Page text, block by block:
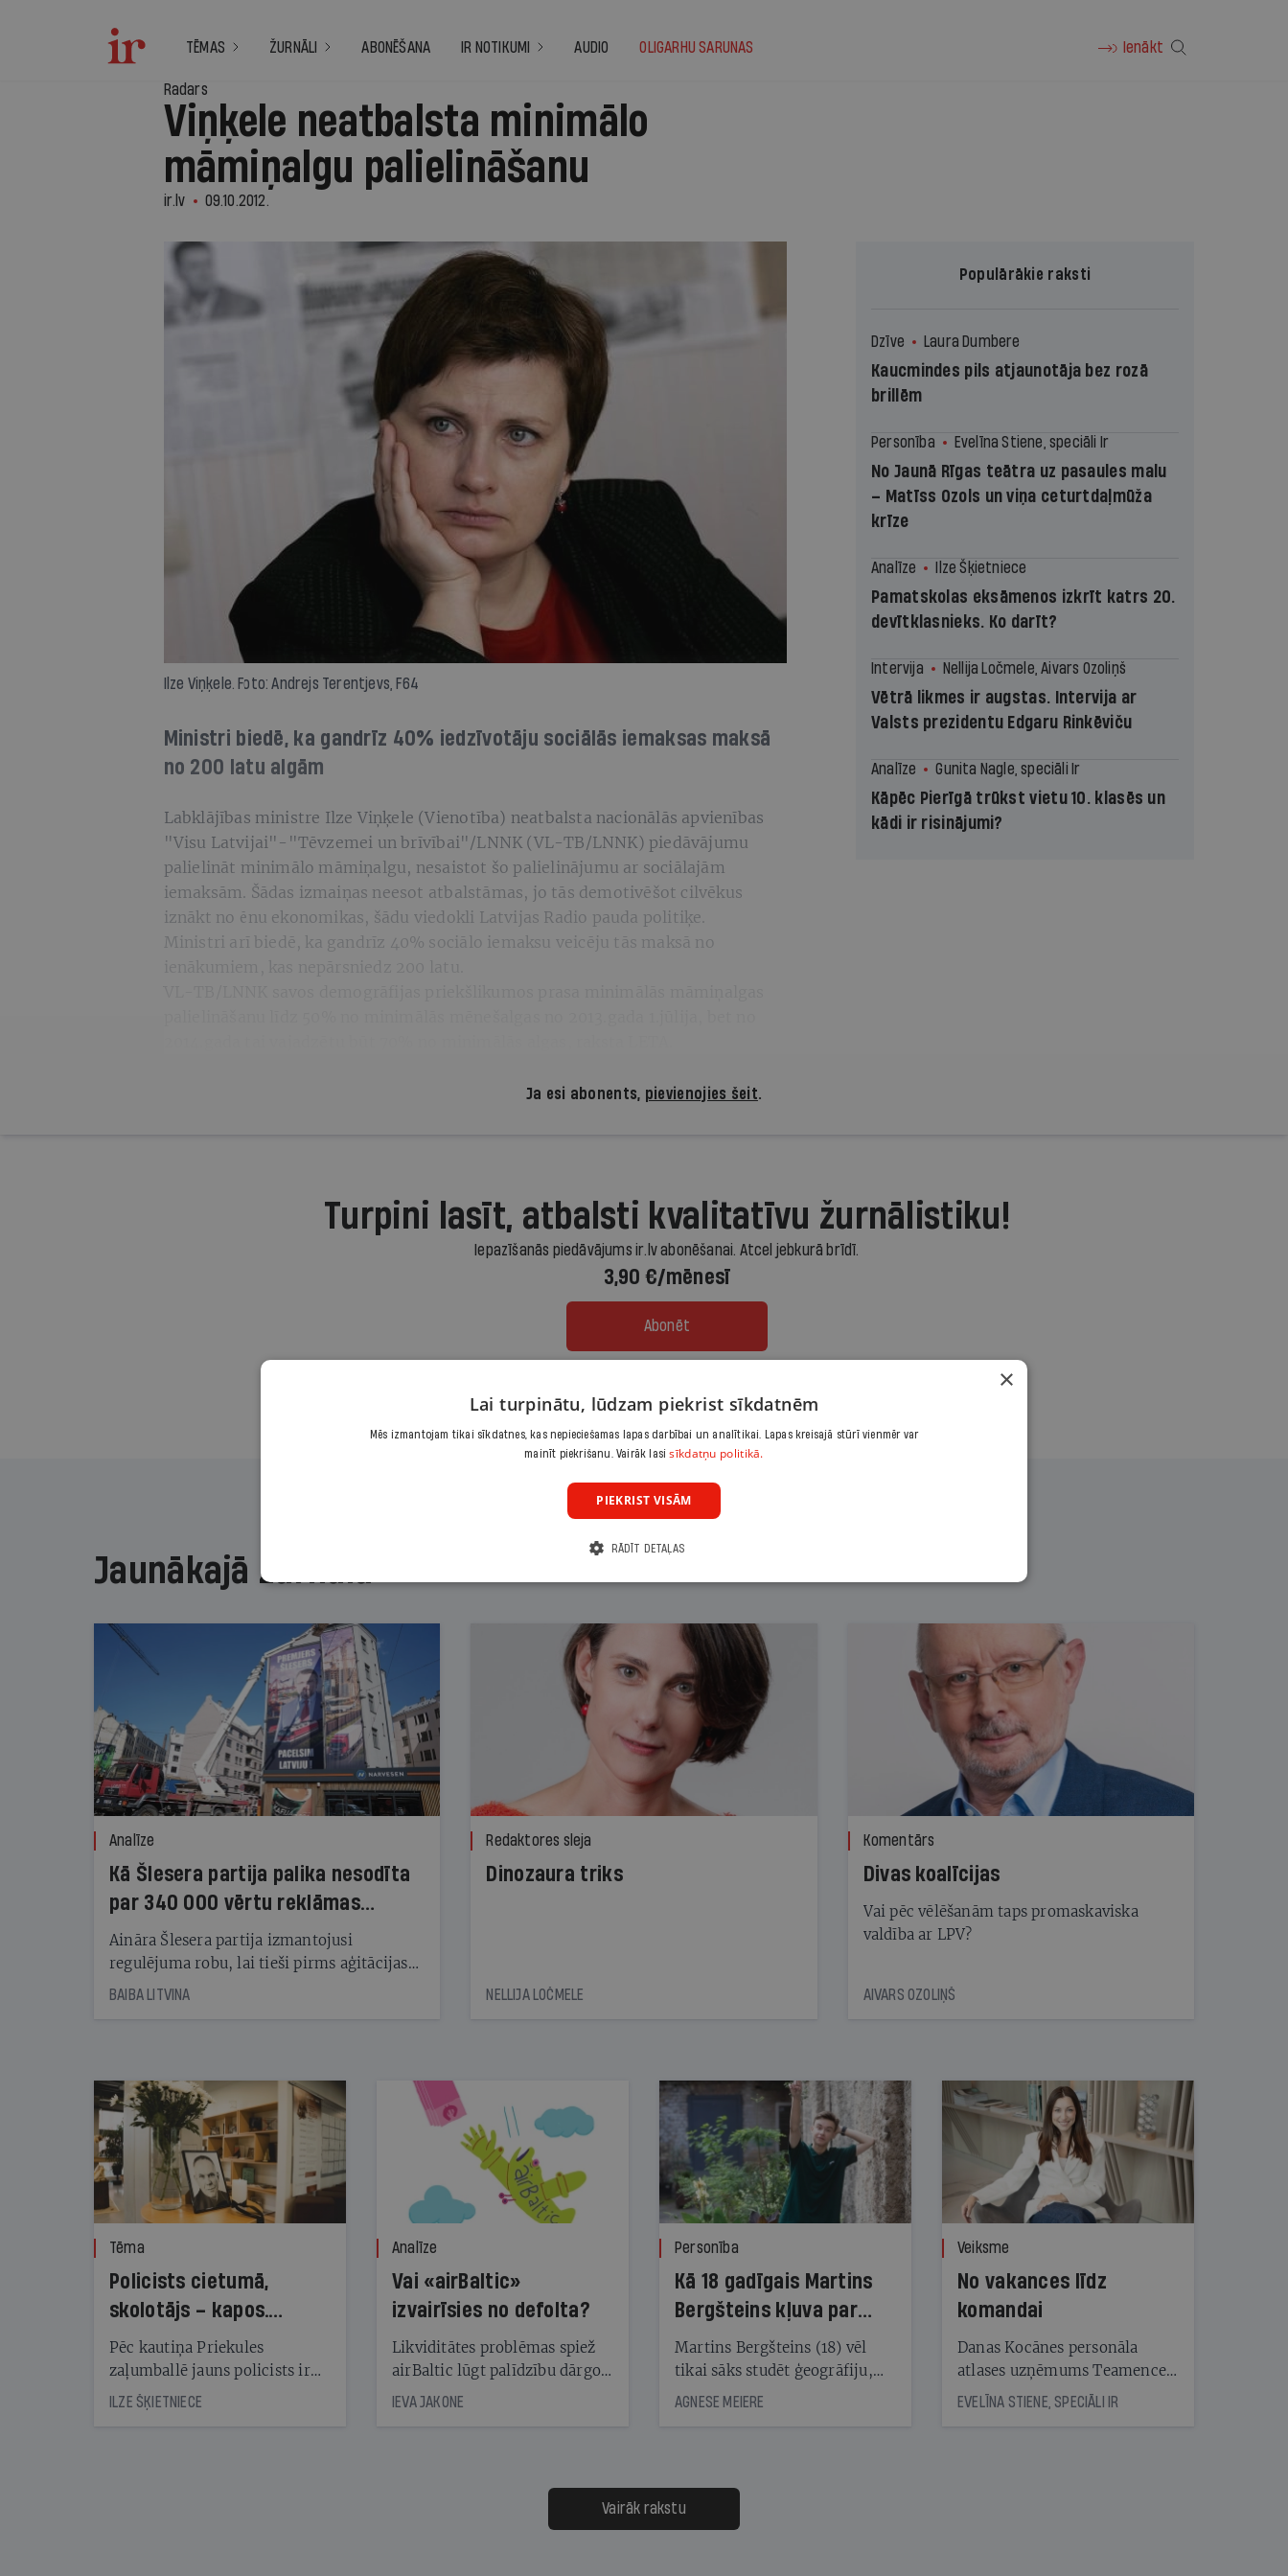
TĒMAS ŽURNĀLI ABONĒŠANA IR NOTIKUMI AUDIO OLIGARHU SARUNAS Ienākt
Radars
Viņķele neatbalsta minimālo
māmiņalgu palielināšanu
ir.lv 09.10.2012.
Ilze Viņķele. Foto: Andrejs Terentjevs, F64
Ministri biedē, ka gandrīz 40% iedzīvotāju sociālās iemaksas maksā
no 200 latu algām
Labklājības ministre Ilze Viņķele (Vienotība) neatbalsta nacionālās apvienības
"Visu Latvijai"-"Tēvzemei un brīvībai"/LNNK (VL-TB/LNNK) piedāvājumu
palielināt minimālo māmiņalgu, nesaistot šo palielinājumu ar sociālajām
iemaksām. Šādas izmaiņas neesot atbalstāmas, jo tās demotivēšot cilvēkus
iznākt no ēnu ekonomikas, šādu viedokli Latvijas Radio pauda politiķe.
Ministri arī biedē, ka gandrīz 40% sociālo iemaksu veicēju tās maksā no
Populārākie raksti
Dzīve Laura Dumbere
Kaucmindes pils atjaunotāja bez rozā
brillēm
Personība Evelīna Stiene, speciāli Ir
No Jaunā Rīgas teātra uz pasaules malu
– Matīss Ozols un viņa ceturtdaļmūža
krīze
Analīze Ilze Šķietniece
Pamatskolas eksāmenos izkrīt katrs 20.
devītklasnieks. Ko darīt?
Intervija Nellija Ločmele, Aivars Ozoliņš
Vētrā likmes ir augstas. Intervija ar
Valsts prezidentu Edgaru Rinkēviču
Analīze Gunita Nagle, speciāli Ir
Kāpēc Pierīgā trūkst vietu 10. klasēs un
kādi ir risinājumi?
Ja esi abonents, pievienojies šeit.
Turpini lasīt, atbalsti kvalitatīvu žurnālistiku!
Iepazīšanās piedāvājums ir.lv abonēšanai. Atcel jebkurā brīdī.
3,90 €/mēnesī
Abonēt
Jaunākajā žurnālā
Analīze
Kā Šlesera partija palika nesodīta
par 340 000 vērtu reklāmas
kampaņu
Aināra Šlesera partija izmantojusi
regulējuma robu, lai tieši pirms aģitācijas
starta izreklamētos par summu, kas
BAIBA LITVINA
Redaktores sleja
Dinozaura triks
NELLIJA LOČMELE
Komentārs
Divas koalīcijas
Vai pēc vēlēšanām taps promaskaviska
valdība ar LPV?
AIVARS OZOLIŅŠ
Tēma
Policists cietumā,
skolotājs – kapos.
Reibuma cena Priekulē
Pēc kautiņa Priekules
zaļumballē jauns policists ir
nonācis cietumā, bet
cienījams pedagogs — kapos.
ILZE ŠĶIETNIECE
Analīze
Vai «airBaltic»
izvairīsies no defolta?
Likviditātes problēmas spiež
airBaltic lūgt palīdzību dārgo
obligāciju turētājiem, taču
samaksāt augstos procentus,
kas jāpārskaita jau trīs dienas
pirms nākamās sapulces
IEVA JAKONE
Personība
Kā 18 gadīgais Martins
Bergšteins kļuva par
laika ziņu seju?
Martins Bergšteins (18) vēl
tikai sāks studēt ģeogrāfiju,
bet viņa sacītajam jau uzticas
uzcītīga darba, mammas
atbalsts un drosme turpināt
meteovērojumus arī tad, kad
AGNESE MEIERE
Veiksme
No vakances līdz
komandai
Danas Kocānes personāla
atlases uzņēmums Teamence
savieno īstos uzņēmumus ar
EVELĪNA STIENE, SPECIĀLI IR
Vairāk rakstu
×
Lai turpinātu, lūdzam piekrist sīkdatnēm
Mēs izmantojam tikai sīkdatnes, kas nepieciešamas lapas darbībai un analītikai. Lapas kreisajā stūrī vienmēr var
mainīt piekrišanu. Vairāk lasisīkdatņu politikā.
PIEKRIST VISĀM
RĀDĪT DETAĻAS